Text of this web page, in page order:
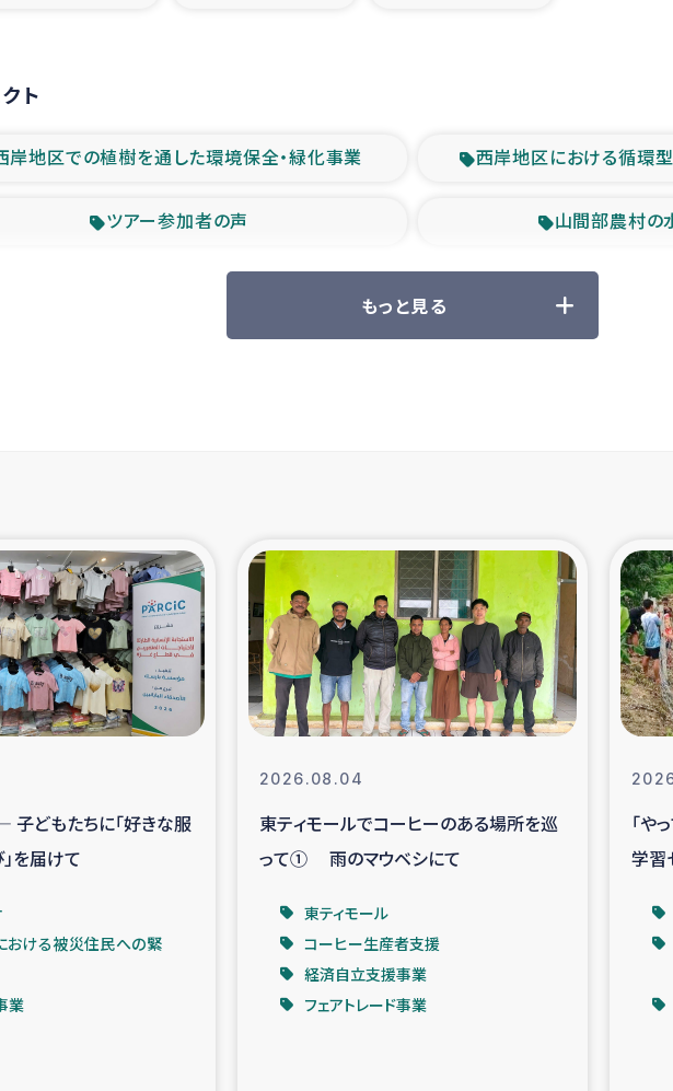
ト
岸地区での植樹を通した環境保全・緑化事業 西岸地区における循環
ツアー参加者の声 山間部農村の
緊急救援の時代 森林保全型農
東ティモール豪雨緊急支援 大雨による洪
シリア国内避難民・
スリランカ 緊急人道支援 スリランカ南部
カの南北女性をつなぐサリー・リサイクル・プロジ
ェクト
復興
ガザ人道支援 令和6年能登半
タイ国境ミャンマー移民子ども支援 漁民によるマン
レバノンでのシリア難民への食糧・越冬支援 レバノンに
もっと見る
子どもたちに「好きな服
を届けて
おける被災住民への緊
業
2026.08.04
東ティモールでコーヒーのある場所を巡
って① 雨のマウベシにて
東ティモール
コーヒー生産者支援
経済自立支援事業
フェアトレード事業
「や
学習